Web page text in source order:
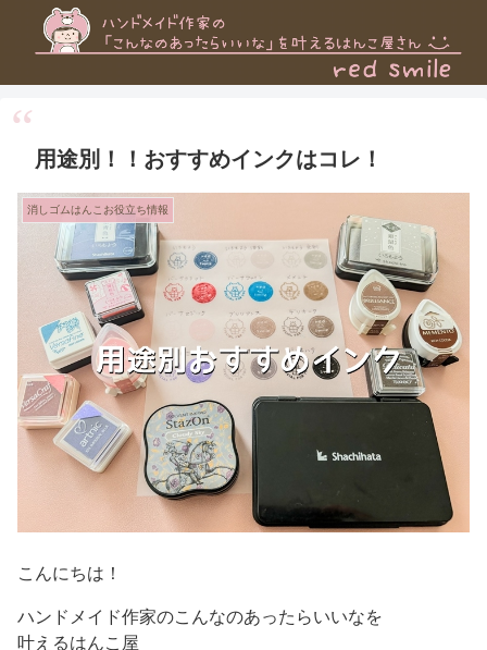
用途別！！おすすめインクはコレ！
消しゴムはんこお役立ち情報
こんにちは！
ハンドメイド作家のこんなのあったらいいなを
叶えるはんこ屋